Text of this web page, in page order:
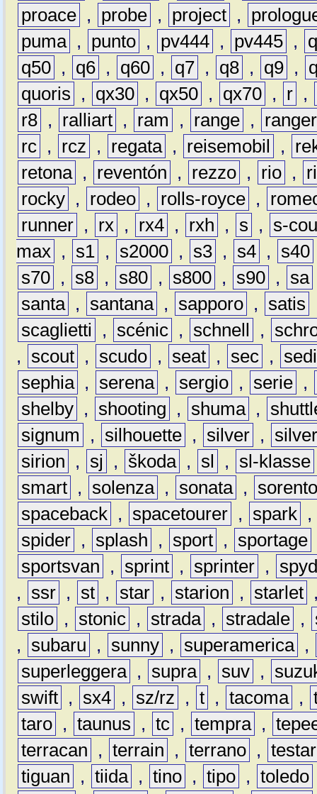
proace , probe , project ,
puma , punto , pv444 , pv445 ,
q50 , q6 , q60 , q7 , q8 , q9 ,
quoris
, qx30 , qx50 , qx70 , r ,
r8 , ralliart , ram , range ,
ranger
rc , rcz , regata , reisemobil ,
retona , reventón , rezzo , rio ,
rocky , rodeo , rolls-royce ,
runner , rx , rx4 , rxh , s ,
s-
max , s1 , s2000 , s3 , s4 , s40
s70 , s8 , s80 , s800 , s90 , sa
santa , santana , sapporo , satis
scaglietti
, scénic , schnell ,
,
scout , scudo , seat , sec ,
sephia , serena , sergio , serie ,
shelby , shooting , shuma ,
signum
, silhouette , silver ,
sirion
, sj , škoda , sl , sl-klasse
smart , solenza , sonata ,
spaceback , spacetourer , spark ,
spider , splash , sport , sportage
sportsvan
, sprint , sprinter ,
,
ssr , st , star , starion , starlet
stilo , stonic , strada , stradale ,
,
subaru , sunny , superamerica ,
superleggera , supra , suv ,
swift , sx4 , sz/rz , t , tacoma ,
taro , taunus , tc , tempra ,
terracan
, terrain , terrano ,
tiguan
, tiida , tino , tipo , toledo